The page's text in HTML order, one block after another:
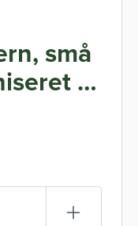
små
-
høj